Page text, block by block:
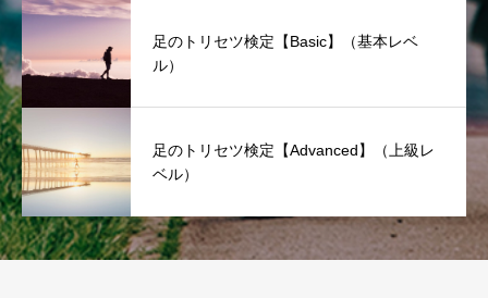
足のトリセツ検定【Basic】（基本レベ
ル）
足のトリセツ検定【Advanced】（上級レ
ベル）